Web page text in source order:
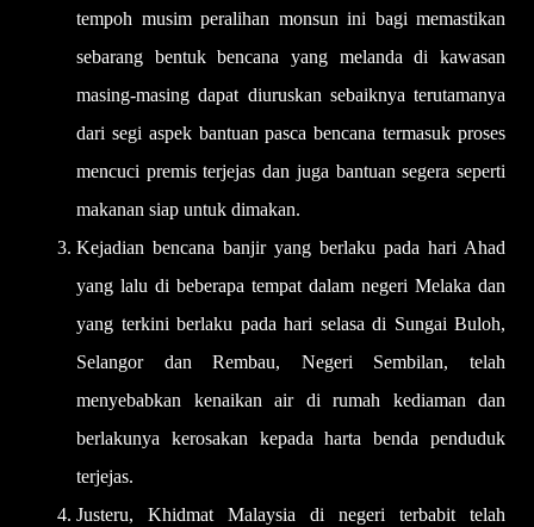
tempoh musim peralihan monsun ini bagi memastikan
sebarang bentuk bencana yang melanda di kawasan
masing-masing dapat diuruskan sebaiknya terutamanya
dari segi aspek bantuan pasca bencana termasuk proses
mencuci premis terjejas dan juga bantuan segera seperti
makanan siap untuk dimakan.
Kejadian bencana banjir yang berlaku pada hari Ahad
yang lalu di beberapa tempat dalam negeri Melaka dan
yang terkini berlaku pada hari selasa di Sungai Buloh,
Selangor dan Rembau, Negeri Sembilan, telah
menyebabkan kenaikan air di rumah kediaman dan
berlakunya kerosakan kepada harta benda penduduk
terjejas.
Justeru, Khidmat Malaysia di negeri terbabit telah